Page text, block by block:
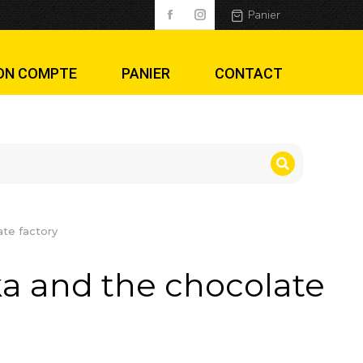
factory Panier
COMPTE PANIER CONTACT
factory
and the chocolate